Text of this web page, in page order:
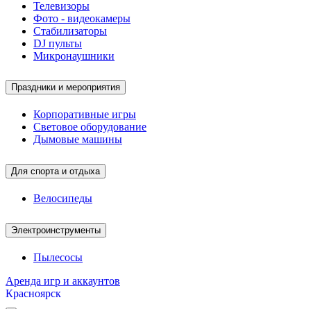
Телевизоры
Фото - видеокамеры
Стабилизаторы
DJ пульты
Микронаушники
Праздники и мероприятия
Корпоративные игры
Световое оборудование
Дымовые машины
Для спорта и отдыха
Велосипеды
Электроинструменты
Пылесосы
Аренда игр и аккаунтов
Красноярск